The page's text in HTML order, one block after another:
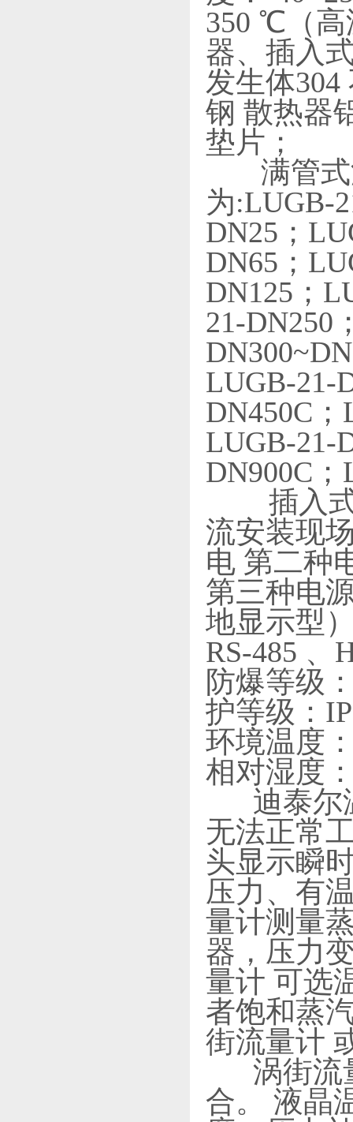
350 ℃（高
器、插入
发生体304
钢 散热器
垫片；
满管式
为:LUGB-
DN25；
DN65；
DN125；
21-DN250
LUGB-21-
DN450C
LUGB-21-
DN900C
插入式
流安装现
电 第二种
第三种电
地显示型
RS-485 、
防爆等级
护等级：
环境温度
相对湿度
迪泰尔
无法正常
头显示瞬
压力、有
量计测量
器，压力
量计 可选
者饱和蒸
街流量计
涡街流
合。 液晶